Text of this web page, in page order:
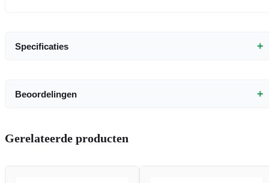
Specificaties +
Beoordelingen +
Gerelateerde producten